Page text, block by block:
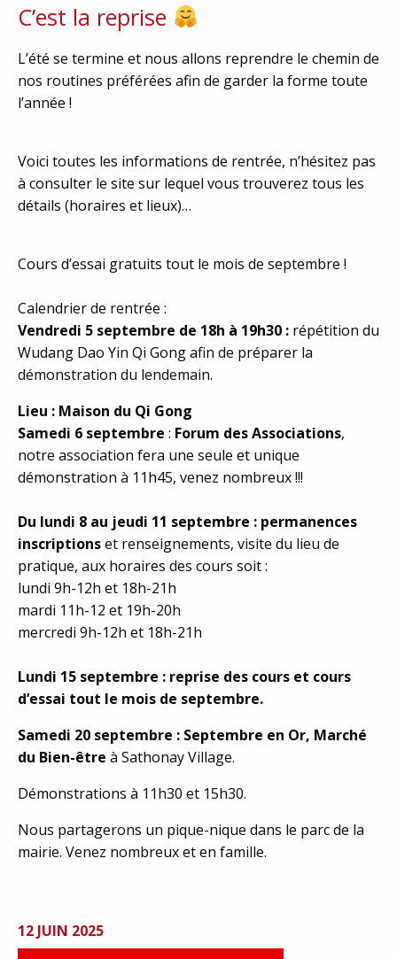
C’est la reprise
L’été se termine et nous allons reprendre le chemin de
nos routines préférées afin de garder la forme toute
l’année !
Voici toutes les informations de rentrée, n’hésitez pas
à consulter le site sur lequel vous trouverez tous les
détails (horaires et lieux)…
Cours d’essai gratuits tout le mois de septembre !
Calendrier de rentrée :
Vendredi 5 septembre de 18h à 19h30 : répétition du
Wudang Dao Yin Qi Gong afin de préparer la
démonstration du lendemain.
Lieu : Maison du Qi Gong
Samedi 6 septembre : Forum des Associations,
notre association fera une seule et unique
démonstration à 11h45, venez nombreux !!!
Du lundi 8 au jeudi 11 septembre : permanences
inscriptionset renseignements, visite du lieu de
pratique, aux horaires des cours soit :
lundi 9h-12h et 18h-21h
mardi 11h-12 et 19h-20h
mercredi 9h-12h et 18h-21h
Lundi 15 septembre : reprise des cours et cours
d’essai tout le mois de septembre.
Samedi 20 septembre : Septembre en Or, Marché
du Bien-être à Sathonay Village.
Démonstrations à 11h30 et 15h30.
Nous partagerons un pique-nique dans le parc de la
mairie. Venez nombreux et en famille.
12 JUIN 2025